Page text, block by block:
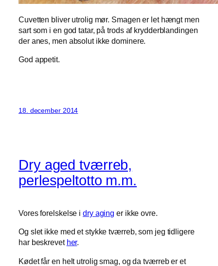
Cuvetten bliver utrolig mør. Smagen er let hængt men
sart som i en god tatar, på trods af krydderblandingen
der anes, men absolut ikke dominere.
God appetit.
18. december 2014
Dry aged tværreb,
perlespeltotto m.m.
Vores forelskelse idry aging er ikke ovre.
Og slet ikke med et stykke tværreb, som jeg tidligere
har beskrevet her.
Kødet får en helt utrolig smag, og da tværreb er et